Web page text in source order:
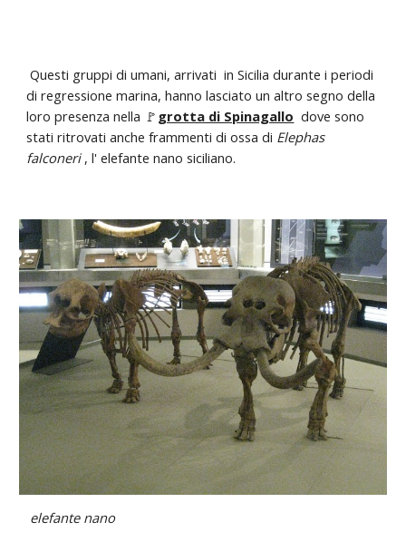
Questi gruppi di umani, arrivati in Sicilia durante i periodi
di regressione marina, hanno lasciato un altro segno della
loro presenza nella 🚩 grotta di Spinagallo dove sono
stati ritrovati anche frammenti di ossa di Elephas
falconeri, l' elefante nano siciliano.
elefante nano